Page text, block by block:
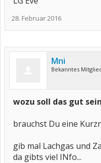
28. Februar 2016
Mni
Bekanntes
wozu soll das gut
brauchst Du eine
gib mal Lachgas und
da gibts viel INfo...